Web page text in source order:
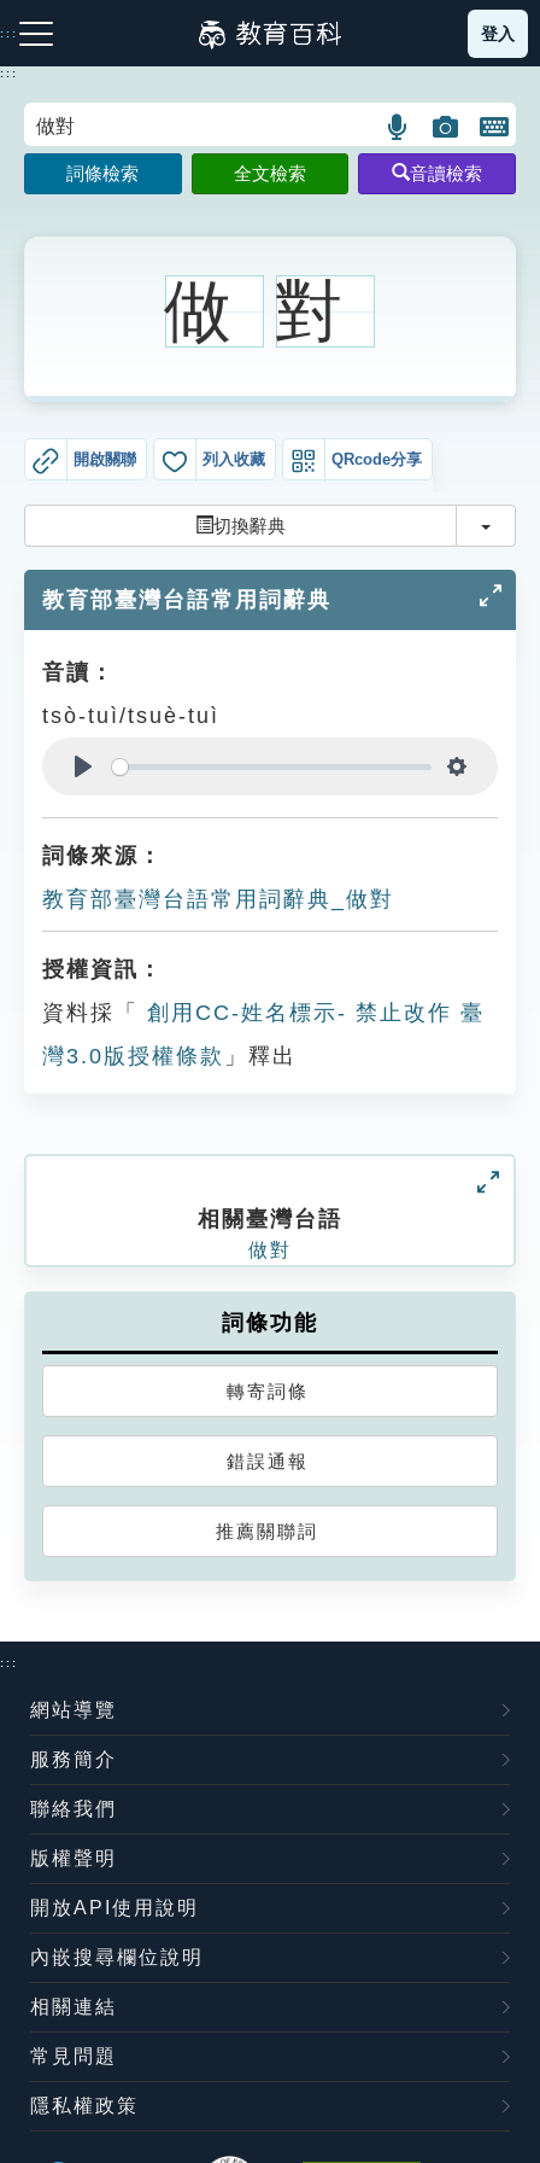
到
主
:::
注音索引圖示 筆畫索引圖示 部首索引表圖示
生字詞彙表
知識索引
遊戲專區
貓頭鷹博士
登入
:::
語
言
搜
圖
片
搜
開
鍵
圖
詞條檢索 全文檢索 音讀檢索
做 對
開啟關聯 列入收藏 QRcode分享
切換辭典 切換
教育部臺灣台語常用詞辭典
音讀：
tsò-tuì/tsuè-tuì
詞條來源：
教育部臺灣台語常用詞辭典_做對
授權資訊：
資料採「
創用CC-姓名標示- 禁止改作 臺
灣3.0版授權條款 」釋出
相關臺灣台語
做對
詞條功能
轉寄詞條
錯誤通報
推薦關聯詞
:::
網站導覽
服務簡介
聯絡我們
版權聲明
開放API使用說明
內嵌搜尋欄位說明
相關連結
常見問題
隱私權政策